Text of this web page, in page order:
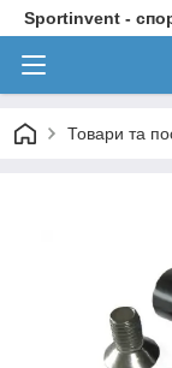
Sportinvent -
Товари та